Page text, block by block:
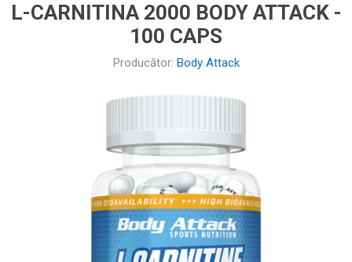
L-CARNITINA 2000 BODY ATTACK -
100 CAPS
Producător: Body Attack